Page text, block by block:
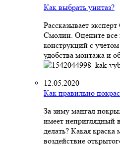
Как выбрать унитаз?
Рассказывает
Смолин. Оцените
конструкций с
удобства монтажа и
12.05.2020
Как правильно
За зиму мангал
имеет неприглядный
делать? Какая
воздействие